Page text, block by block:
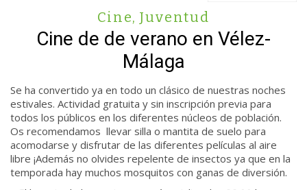
Cine, Juventud
Cine de de verano en Vélez-
Málaga
Se ha convertido ya en todo un clásico de nuestras noches
estivales. Actividad gratuita y sin inscripción previa para
todos los públicos en los diferentes núcleos de población.
Os recomendamos llevar silla o mantita de suelo para
acomodarse y disfrutar de las diferentes películas al aire
libre ¡Además no olvides repelente de insectos ya que en la
temporada hay muchos mosquitos con ganas de diversión.